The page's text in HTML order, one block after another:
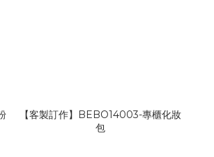
【客製訂作】BEBO14003-專櫃化妝
包